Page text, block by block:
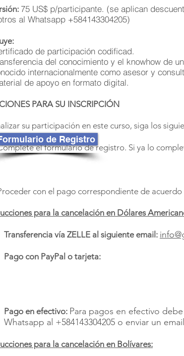
75 US$ p/participante. (se aplican
al Whatsapp
de participación codificad.
del conocimiento y el knowhow de
internacionalmente como asesor y
de apoyo en formato digital.
PARA SU INSCRIPCIÓN
su participación en este curso, siga los
el formulario de registro. Si ya lo
con el pago correspondiente de acuerdo
para la cancelación en Dólares
Transferencia vía ZELLE al siguiente email:
Pago con PayPal o tarjeta:
Pago en efectivo: Para pagos en efectivo
Whatsapp al +584143304205 o enviar un
para la cancelación en Bolívares:
de Registro